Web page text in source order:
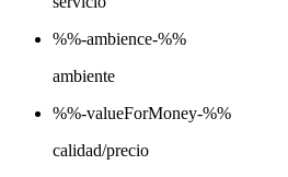
%%-ambience-%%
ambiente
%%-valueForMoney-%%
calidad/precio